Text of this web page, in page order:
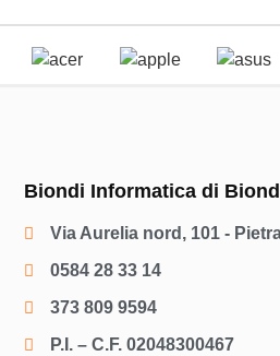
Biondi Informatica di
Via Aurelia nord, 101 -
0584 28 33 14
373 809 9594
P.I. – C.F. 02048300467